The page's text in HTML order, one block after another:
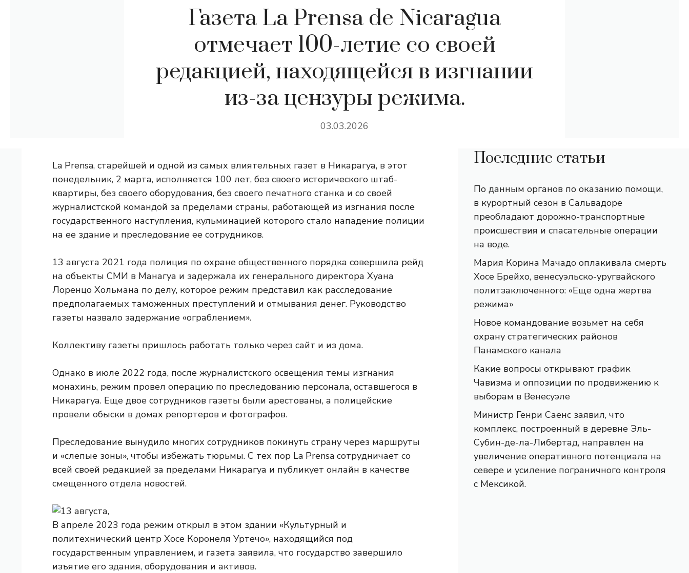
Газета La Prensa de Nicaragua
отмечает 100-летие со своей
редакцией, находящейся в изгнании
из-за цензуры режима.
03.03.2026
La Prensa, старейшей и одной из самых влиятельных газет в Никарагуа, в этот
понедельник, 2 марта, исполняется 100 лет, без своего исторического штаб-
квартиры, без своего оборудования, без своего печатного станка и со своей
журналистской командой за пределами страны, работающей из изгнания после
государственного наступления, кульминацией которого стало нападение полиции
на ее здание и преследование ее сотрудников.
13 августа 2021 года полиция по охране общественного порядка совершила рейд
на объекты СМИ в Манагуа и задержала их генерального директора Хуана
Лоренцо Хольмана по делу, которое режим представил как расследование
предполагаемых таможенных преступлений и отмывания денег. Руководство
газеты назвало задержание «ограблением».
Коллективу газеты пришлось работать только через сайт и из дома.
Однако в июле 2022 года, после журналистского освещения темы изгнания
монахинь, режим провел операцию по преследованию персонала, оставшегося в
Никарагуа. Еще двое сотрудников газеты были арестованы, а полицейские
провели обыски в домах репортеров и фотографов.
Преследование вынудило многих сотрудников покинуть страну через маршруты
и «слепые зоны», чтобы избежать тюрьмы. С тех пор La Prensa сотрудничает со
всей своей редакцией за пределами Никарагуа и публикует онлайн в качестве
смещенного отдела новостей.
В апреле 2023 года режим открыл в этом здании «Культурный и
политехнический центр Хосе Коронеля Уртечо», находящийся под
государственным управлением, и газета заявила, что государство завершило
изъятие его здания, оборудования и активов.
Последние статьи
По данным органов по оказанию помощи,
в курортный сезон в Сальвадоре
преобладают дорожно-транспортные
происшествия и спасательные операции
на воде.
Мария Корина Мачадо оплакивала смерть
Хосе Брейхо, венесуэльско-уругвайского
политзаключенного: «Еще одна жертва
режима»
Новое командование возьмет на себя
охрану стратегических районов
Панамского канала
Какие вопросы открывают график
Чавизма и оппозиции по продвижению к
выборам в Венесуэле
Министр Генри Саенс заявил, что
комплекс, построенный в деревне Эль-
Субин-де-ла-Либертад, направлен на
увеличение оперативного потенциала на
севере и усиление пограничного контроля
с Мексикой.